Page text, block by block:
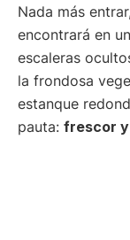
Nada más
encontrará en
escaleras
la frondosa
estanque
pauta: frescor